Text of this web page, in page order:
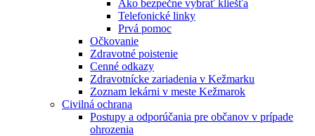
Ako bezpečne vybrať kliešťa
Telefonické linky
Prvá pomoc
Očkovanie
Zdravotné poistenie
Cenné odkazy
Zdravotnícke zariadenia v Kežmarku
Zoznam lekárni v meste Kežmarok
Civilná ochrana
Postupy a odporúčania pre občanov v prípade
ohrozenia